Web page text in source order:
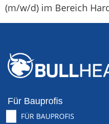
(m/w/d) im Bereich
Für Bauprofis
FÜR BAUPROFIS